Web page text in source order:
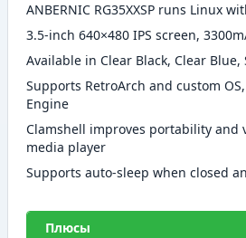
ANBERNIC RG35XXSP runs Linux
3.5-inch 640×480 IPS screen,
Available in Clear Black, Clear Blue,
Supports RetroArch and custom
Engine
Clamshell improves portability and
media player
Supports auto-sleep when closed
Плюсы